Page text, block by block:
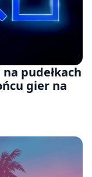
pudełkach
gier na